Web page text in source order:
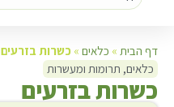
דף הבית » כלאים » כשרות בזרעים
כלאים, תרומות ומעשרות
כשרות בזרעים